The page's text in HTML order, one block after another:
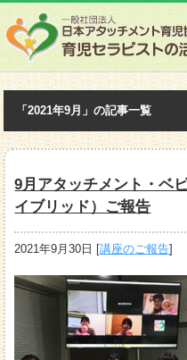
「2021年9月」の記事一覧
9月アタッチメント・ベ
イブリッド）ご報告
2021年9月30日 [講座のご報告]